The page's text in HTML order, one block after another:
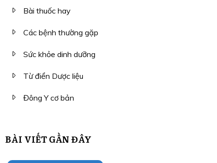
Bài thuốc hay
Các bệnh thường gặp
Sức khỏe dinh dưỡng
Từ điển Dược liệu
Đông Y cơ bản
BÀI VIẾT GẦN ĐÂY